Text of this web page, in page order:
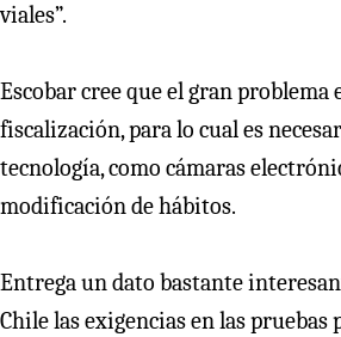
viales”.
Escobar cree que el gran problema
fiscalización, para lo cual es
tecnología, como cámaras
modificación de hábitos.
Entrega un dato bastante
Chile las exigencias en las pruebas